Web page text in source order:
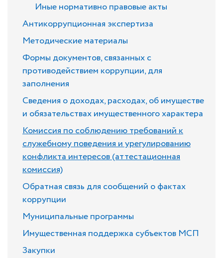
Иные нормативно правовые акты
Антикоррупционная экспертиза
Методические материалы
Формы документов, связанных с
противодействием коррупции, для
заполнения
Сведения о доходах, расходах, об имуществе
и обязательствах имущественного характера
Комиссия по соблюдению требований к
служебному поведения и урегулированию
конфликта интересов (аттестационная
комиссия)
Обратная связь для сообщений о фактах
коррупции
Муниципальные программы
Имущественная поддержка субъектов МСП
Закупки